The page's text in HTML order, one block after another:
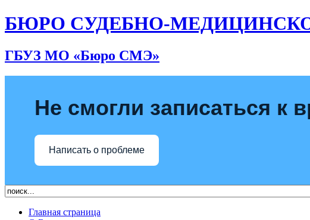
БЮРО СУДЕБНО-
ГБУЗ МО «Бюро СМЭ»
Не смогли записаться к
Написать о проблеме
Главная страница